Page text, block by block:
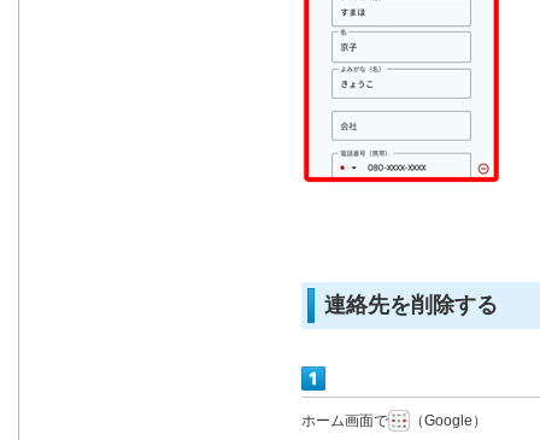
連絡先を削除する
ホーム画面で （Google）